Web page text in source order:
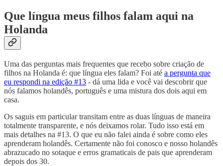
Que língua meus filhos falam aqui na
Holanda
Uma das perguntas mais frequentes que recebo sobre criação de
filhos na Holanda é: que língua eles falam? Foi até a pergunta que
eu respondi na edição #13 - dá uma lida e você vai descobrir que
nós falamos holandês, português e uma mistura dos dois aqui em
casa.
Os saguis em particular transitam entre as duas línguas de maneira
totalmente transparente, e nós deixamos rolar. Tudo isso está em
mais detalhes na #13. O que eu não falei ainda é sobre como eles
aprenderam holandês. Certamente não foi conosco e nosso holandês
abrazucado no sotaque e erros gramaticais de pais que aprenderam
depois dos 30.